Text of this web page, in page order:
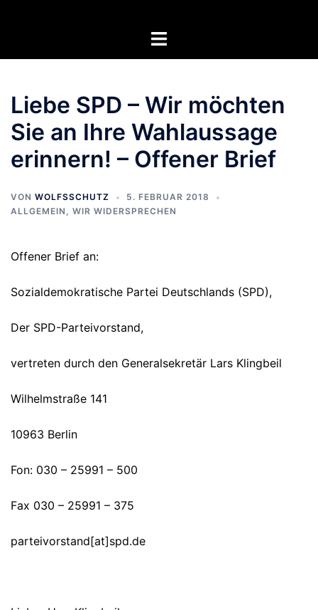
Menü
Liebe SPD – Wir möchten
Sie an Ihre Wahlaussage
erinnern! – Offener Brief
VON WOLFSSCHUTZ
5. FEBRUAR 2018
ALLGEMEIN , WIR WIDERSPRECHEN
Offener Brief an:
Sozialdemokratische Partei Deutschlands (SPD),
Der SPD-Parteivorstand,
vertreten durch den Generalsekretär Lars Klingbeil
Wilhelmstraße 141
10963 Berlin
Fon: 030 – 25991 – 500
Fax 030 – 25991 – 375
parteivorstand[at]spd.de